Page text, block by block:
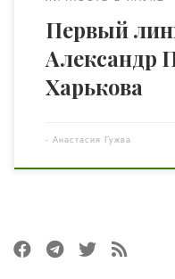
Первый
Александр
Харькова
- Анастасия Гужва